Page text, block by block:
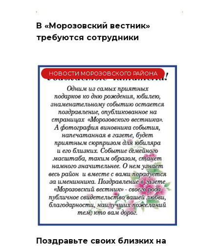
В «Морозовский вестник»
требуются сотрудники
НОВОСТИ МОРОЗОВСКОГО РАЙОНА
Поздравьте своих близких на